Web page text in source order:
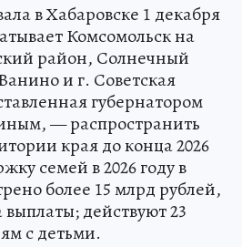
в Хабаровске 1 декабря
Комсомольск на
район, Солнечный
и г. Советская
губернатором
— распространить
края до конца 2026
семей в 2026 году в
более 15 млрд рублей,
действуют 23
с детьми.